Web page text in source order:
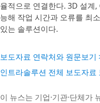
율적으로 연결한다. 3D 설계
능해 작업 시간과 오류를 최
있는 솔루션이다.
보도자료 연락처와 원문보기
인트라솔루션 전체 보도자료
이 뉴스는 기업·기관·단체